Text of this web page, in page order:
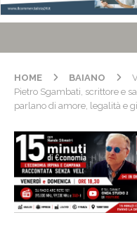
HOME BAIANO
Pietro Sgambati, scrittore e
parlano di amore, legalità e